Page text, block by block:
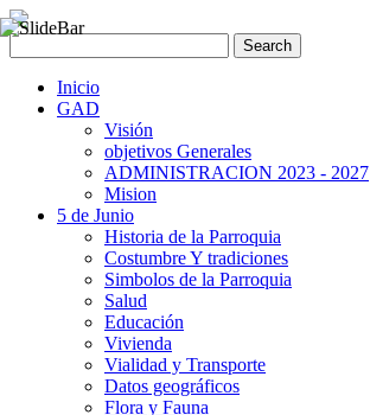
Inicio
GAD
Visión
objetivos Generales
ADMINISTRACION 2023 - 2027
Mision
5 de Junio
Historia de la Parroquia
Costumbre Y tradiciones
Simbolos de la Parroquia
Salud
Educación
Vivienda
Vialidad y Transporte
Datos geográficos
Flora y Fauna